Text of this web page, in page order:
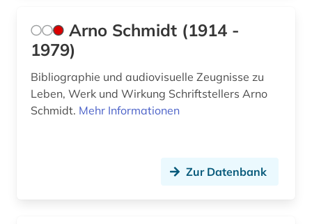
maschinenbau (1)
multimedia (1)
neuenhuntorf (1)
prüfungsstandard (1)
Arno Schmidt (1914 -
1979)
Bibliographie und audiovisuelle Zeugnisse zu
Leben, Werk und Wirkung Schriftstellers Arno
Schmidt. Mehr Informationen
Zur Datenbank